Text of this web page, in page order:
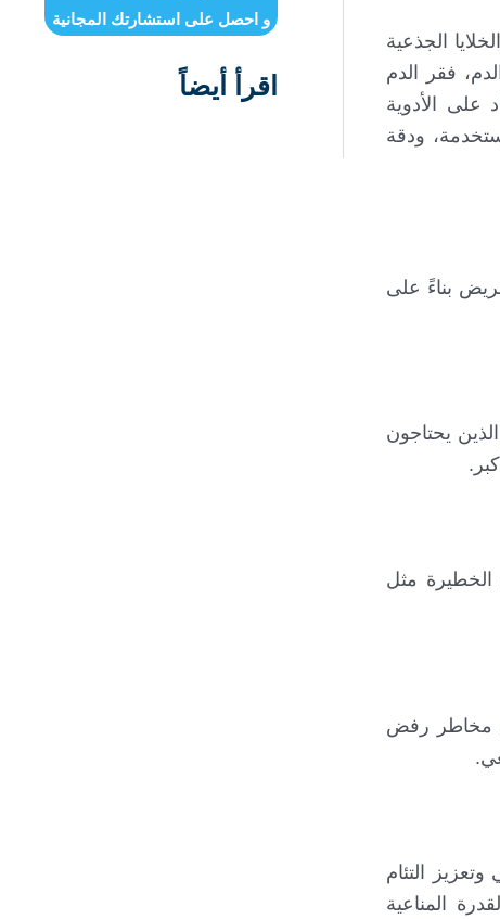
الجذعية
فقر الدم
على الأدوية
ودقة
بناءً على
يحتاجون
الخطيرة مثل
مخاطر رفض
التئام
المناعية
و احصل على استشارتك المجانية
اقرأ أيضاً